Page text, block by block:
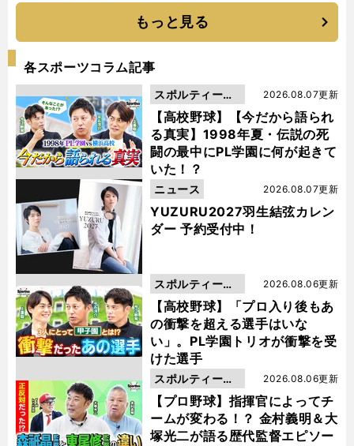
もっと見る
各スポーツコラム記事
【高校野球】【今だから語られ
る真実】1998年夏・伝説の死
闘の最中にPL学園に何が起きて
いた！？
2026.08.07更新
スポルティーバ
動画
YUZURU2027羽生結弦カレン
ダー 予約受付中！
2026.08.07更新
ニュース
【高校野球】「プロ入り後もあ
の衝撃を超える選手はいな
い」。PL学園トリオが衝撃を受
けた選手
2026.08.06更新
スポルティーバ
動画
【プロ野球】指揮官によってチ
ームが変わる！？ 金村義明＆大
塚光二が語る歴代監督エピソー
2026.08.06更新
スポルティーバ
動画